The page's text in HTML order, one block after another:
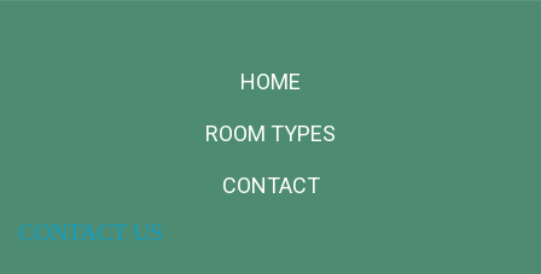
HOME
ROOM TYPES
CONTACT
CONTACT US